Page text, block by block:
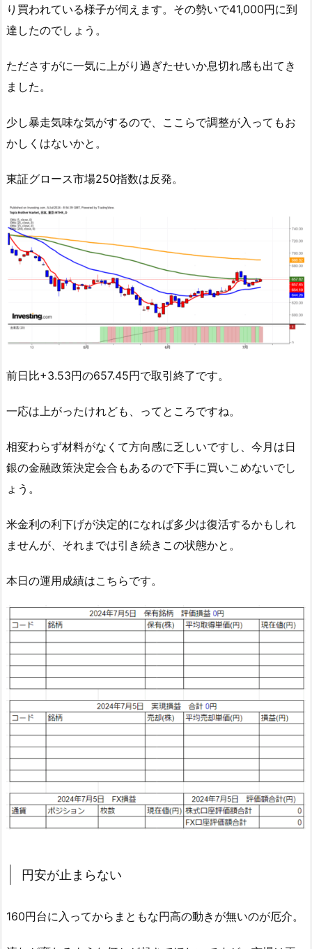
り買われている様子が伺えます。その勢いで41,000円に到
達したのでしょう。
たださすがに一気に上がり過ぎたせいか息切れ感も出てき
ました。
少し暴走気味な気がするので、ここらで調整が入ってもお
かしくはないかと。
東証グロース市場250指数は反発。
前日比+3.53円の657.45円で取引終了です。
一応は上がったけれども、ってところですね。
相変わらず材料がなくて方向感に乏しいですし、今月は日
銀の金融政策決定会合もあるので下手に買いこめないでし
ょう。
米金利の利下げが決定的になれば多少は復活するかもしれ
ませんが、それまでは引き続きこの状態かと。
本日の運用成績はこちらです。
円安が止まらない
160円台に入ってからまともな円高の動きが無いのが厄介。